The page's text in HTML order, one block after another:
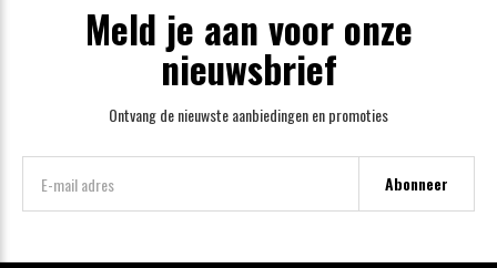
Meld je aan voor onze
nieuwsbrief
Ontvang de nieuwste aanbiedingen en promoties
Abonneer